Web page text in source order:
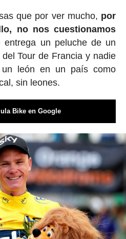
que por ver mucho, por
no nos cuestionamos
entrega un peluche de un
Tour de Francia y nadie
león en un país como
sin leones.
Bike en Google